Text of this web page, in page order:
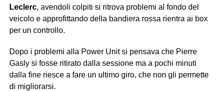
Leclerc, avendoli colpiti si ritrova problemi al fondo del
veicolo e approfittando della bandiera rossa rientra ai box
per un controllo.
Dopo i problemi alla Power Unit si pensava che Pierre
Gasly si fosse ritirato dalla sessione ma a pochi minuti
dalla fine riesce a fare un ultimo giro, che non gli permette
di migliorarsi.